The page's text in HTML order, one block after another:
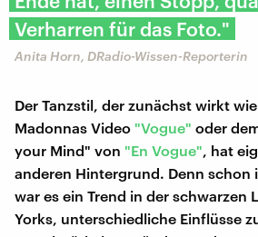
Verharren für das Foto."
Anita Horn, DRadio-Wissen-Reporterin
Der Tanzstil, der zunächst wirkt
Madonnas Video "Vogue" oder
your Mind" von "En Vogue" , hat
anderen Hintergrund. Denn schon
war es ein Trend in der schwarzen
Yorks, unterschiedliche Einflüsse